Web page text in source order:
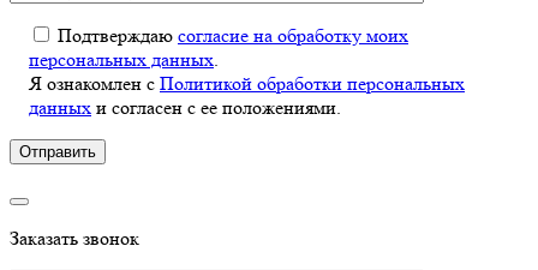
Подтверждаю согласие на обработку моих
персональных данных
Я ознакомлен с Политикой обработки персональных
данных и согласен с ее положениями.
Заказать звонок